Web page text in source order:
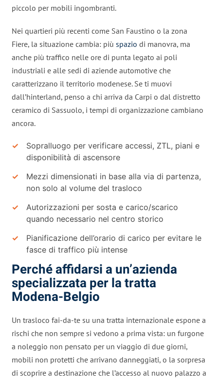
piccolo per mobili ingombranti.
Nei quartieri più recenti come San Faustino o la zona
Fiere, la situazione cambia: più spazio di manovra, ma
anche più traffico nelle ore di punta legato ai poli
industriali e alle sedi di aziende automotive che
caratterizzano il territorio modenese. Se ti muovi
dall’hinterland, penso a chi arriva da Carpi o dal distretto
ceramico di Sassuolo, i tempi di organizzazione cambiano
ancora.
Sopralluogo per verificare accessi, ZTL, piani e
disponibilità di ascensore
Mezzi dimensionati in base alla via di partenza,
non solo al volume del trasloco
Autorizzazioni per sosta e carico/scarico
quando necessario nel centro storico
Pianificazione dell’orario di carico per evitare le
fasce di traffico più intense
Perché affidarsi a un’azienda
specializzata per la tratta
Modena-Belgio
Un trasloco fai-da-te su una tratta internazionale espone a
rischi che non sempre si vedono a prima vista: un furgone
a noleggio non pensato per un viaggio di due giorni,
mobili non protetti che arrivano danneggiati, o la sorpresa
di scoprire a destinazione che l’accesso al nuovo palazzo a